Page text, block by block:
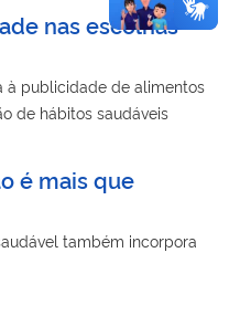
nas escolhas
de alimentos
a adoção de hábitos saudáveis
é mais que
também incorpora